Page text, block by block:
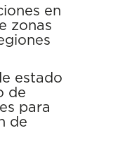
en
zonas
estado
de
para
de